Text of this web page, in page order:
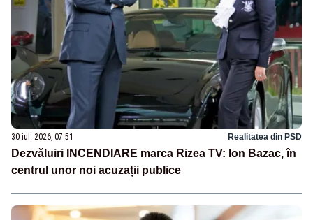
30 iul. 2026, 07:51 Realitatea din PSD
Dezvăluiri INCENDIARE marca Rizea TV: Ion Bazac, în
centrul unor noi acuzații publice